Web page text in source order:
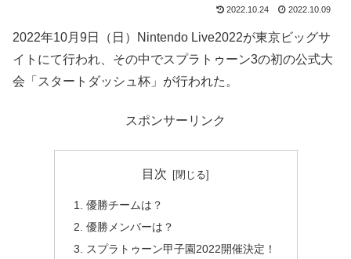
2022.10.24 2022.10.09
2022年10月9日（日）Nintendo Live2022が東京ビッグサ
イトにて行われ、その中でスプラトゥーン3の初の公式大
会「スタートダッシュ杯」が行われた。
スポンサーリンク
目次
優勝チームは？
優勝メンバーは？
スプラトゥーン甲子園2022開催決定！